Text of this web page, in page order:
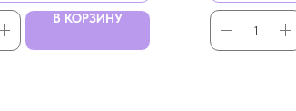
В КОРЗИНУ